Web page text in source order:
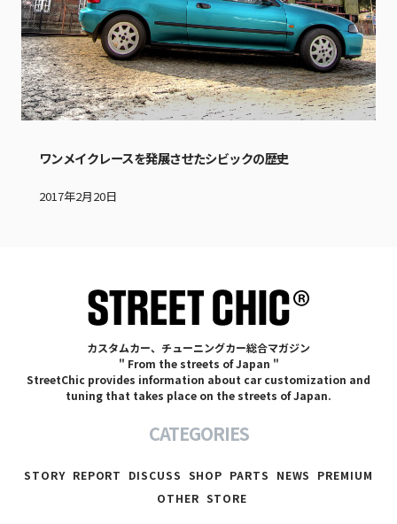
ワンメイクレースを発展させたシビックの歴史
2017年2月20日
カスタムカー、チューニングカー総合マガジン
" From the streets of Japan "
StreetChic provides information about car customization and
tuning that takes place on the streets of Japan.
CATEGORIES
STORY REPORT DISCUSS SHOP PARTS NEWS
PREMIUM
OTHER STORE